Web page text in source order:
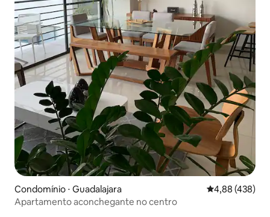
Condomínio ⋅ Guadalajara 4,88 de uma
4,88 (438)
Apartamento aconchegante no centro